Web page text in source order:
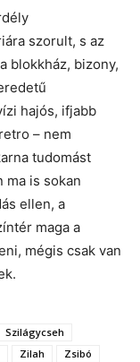
szorult, s az
blokkház, bizony,
hajós, ifjabb
– nem
tudomást
ma is sokan
ellen, a
maga a
mégis csak van
Szilágycseh
Zilah Zsibó